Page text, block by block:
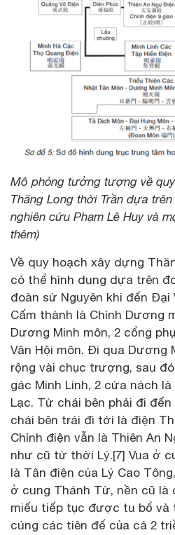
Mô phỏng tưởng tượng về
Thăng Long thời Trần dựa
nghiên cứu Phạm Lê Huy và
thêm)
Về quy hoạch xây dựng
có thể hình dung dựa trên
đoàn sứ Nguyên khi đến Đại
Cấm thành là Chính Dương
Dương Minh môn, 2 cổng
Vân Hội môn. Đi qua Dương
rộng vài chục trượng, sau
gác Minh Linh, 2 cửa nách
Lạc. Từ chái bên phải đi
chái bên trái đi tới là điện
Chính điện vẫn là Thiên An
như cũ từ thời Lý.[7] Vua ở
là Tân điện của Lý Cao
ở cung Thánh Từ, nền cũ là
miếu tiếp tục được tu bổ
cúng các tiên đế của cả 2